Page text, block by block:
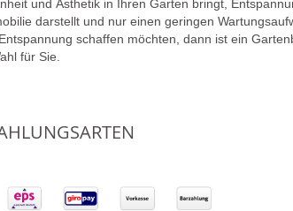
und Ästhetik in Ihren Garten bringt,
darstellt und nur einen geringen
schaffen möchten, dann ist ein
für Sie.